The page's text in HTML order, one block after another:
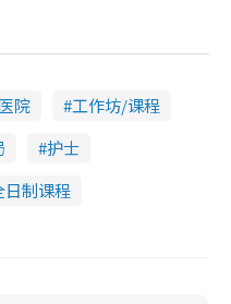
院
工作坊/课程
护士
日制课程